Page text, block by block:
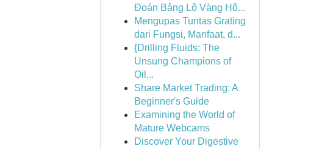
Đoán Bảng Lô Vàng Hô...
Mengupas Tuntas Grating
dari Fungsi, Manfaat, d...
{Drilling Fluids: The
Unsung Champions of
Oil...
Share Market Trading: A
Beginner's Guide
Examining the World of
Mature Webcams
Discover Your Digestive